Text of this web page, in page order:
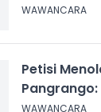
WAWANCARA
Petisi
WAWANCARA